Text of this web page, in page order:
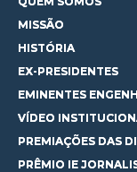
MISSÃO
HISTÓRIA
EX-PRESIDENTES
EMINENTES
VÍDEO
PREMIAÇÕES DAS
PRÊMIO IE